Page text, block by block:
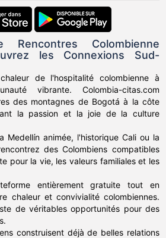
Rencontres Colombienne
les Connexions Sud-
de l'hospitalité colombienne à
vibrante. Colombia-citas.com
des montagnes de Bogotá à la côte
la passion et la joie de la culture
Medellín animée, l'historique Cali ou la
des Colombiens compatibles
pour la vie, les valeurs familiales et les
entièrement gratuite tout en
chaleur et convivialité colombiennes.
de véritables opportunités pour des
construisent déjà de belles relations